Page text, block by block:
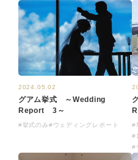
2024.05.02
グアム挙式 ～Wedding
Report 3～
#挙式のみ#ウェディングレポート #
#